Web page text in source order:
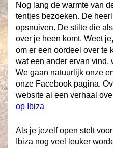
Nog lang de warmte van
tentjes bezoeken. De
opsnuiven. De stilte die
over je heen komt. Weet
om er een oordeel over te
wat een ander ervan vind,
We gaan natuurlijk onze
onze Facebook pagina.
website al een verhaal
op Ibiza
Als je jezelf open stelt
Ibiza nog veel leuker